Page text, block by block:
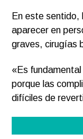
En este sentido,
aparecer en
graves, cirugías
«Es
porque las
difíciles de